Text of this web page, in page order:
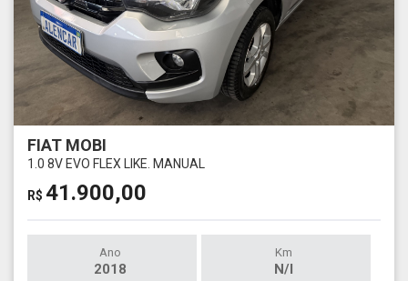
FIAT MOBI
1.0 8V EVO FLEX LIKE. MANUAL
R$ 41.900,00
Ano
2018
Km
N/I